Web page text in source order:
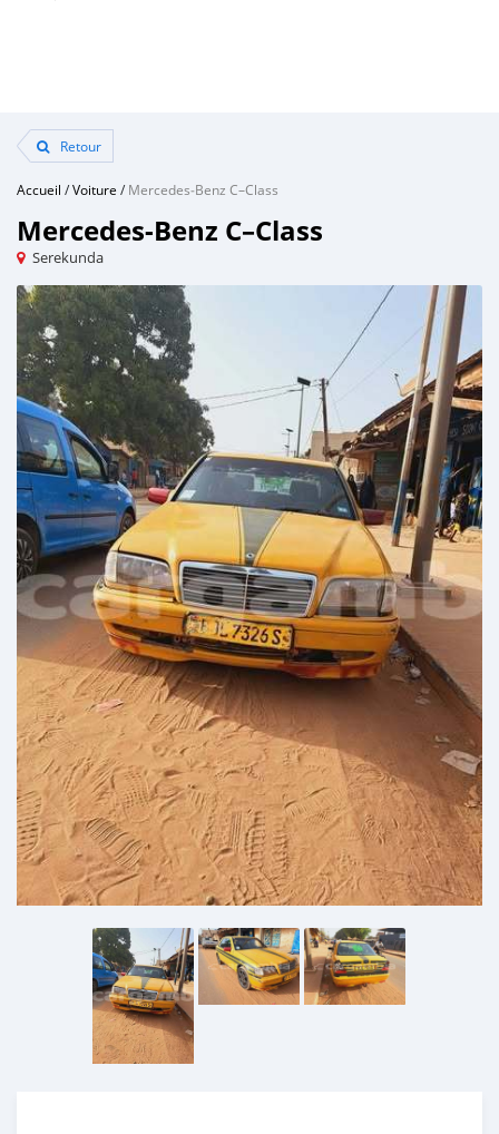
Retour
Accueil /Voiture /Mercedes‒Benz C–Class
Mercedes‒Benz C–Class
Serekunda